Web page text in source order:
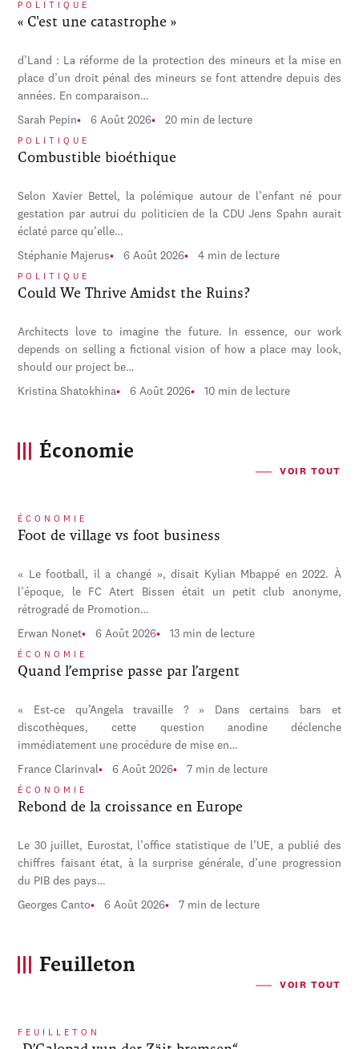
POLITIQUE
« C'est une catastrophe »
d’Land : La réforme de la protection des mineurs et la mise en
place d’un droit pénal des mineurs se font attendre depuis des
années. En comparaison…
Sarah Pepin 6 Août 2026 20 min de lecture
POLITIQUE
Combustible bioéthique
Selon Xavier Bettel, la polémique autour de l’enfant né pour
gestation par autrui du politicien de la CDU Jens Spahn aurait
éclaté parce qu’elle…
Stéphanie Majerus 6 Août 2026 4 min de lecture
POLITIQUE
Could We Thrive Amidst the Ruins?
Architects love to imagine the future. In essence, our work
depends on selling a fictional vision of how a place may look,
should our project be…
Kristina Shatokhina 6 Août 2026 10 min de lecture
Économie
VOIR TOUT
ÉCONOMIE
Foot de village vs foot business
« Le football, il a changé », disait Kylian Mbappé en 2022. À
l’époque, le FC Atert Bissen était un petit club anonyme,
rétrogradé de Promotion…
Erwan Nonet 6 Août 2026 13 min de lecture
ÉCONOMIE
Quand l’emprise passe par l’argent
« Est-ce qu’Angela travaille ? » Dans certains bars et
discothèques, cette question anodine déclenche
immédiatement une procédure de mise en…
France Clarinval 6 Août 2026 7 min de lecture
ÉCONOMIE
Rebond de la croissance en Europe
Le 30 juillet, Eurostat, l’office statistique de l’UE, a publié des
chiffres faisant état, à la surprise générale, d’une progression
du PIB des pays…
Georges Canto 6 Août 2026 7 min de lecture
Feuilleton
VOIR TOUT
FEUILLETON